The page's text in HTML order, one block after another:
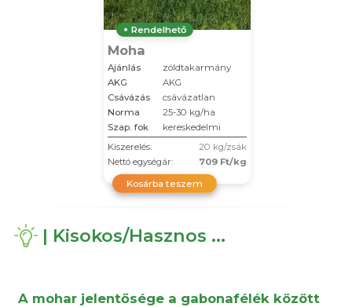
Rendelhető
Moha
Ajánlás
zöldtakarmány
AKG
AKG
Csávázás
csávázatlan
Norma
25-30 kg/ha
Szap. fok
kereskedelmi
Kiszerelés:
20 kg/zsák
Nettó egységár:
709 Ft/kg
Kosárba teszem
| Kisokos/Hasznos ...
A mohar jelentősége a gabonafélék között